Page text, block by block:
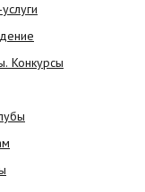
Конкурсы